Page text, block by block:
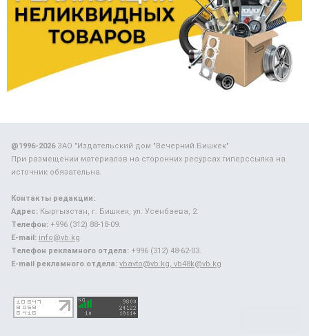
@1996-2026ЗАО "Издательский дом "Вечерний Бишкек"
При размещении материалов на сторонних ресурсах гиперссылка на
источник обязательна.
Контакты редакции:
Адрес: Кыргызстан, г. Бишкек, ул. Усенбаева, 2.
Телефон: +996 (312) 88-18-09.
E-mail: info@vb.kg
Телефон рекламного отдела: +996 (312) 48-62-03.
E-mail рекламного отдела: vbavto@vb.kg, vb48k@vb.kg